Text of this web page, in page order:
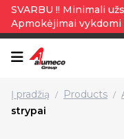
SVARBU !! Minimali
Apmokėjimai
Į pradžią / Products /
strypai